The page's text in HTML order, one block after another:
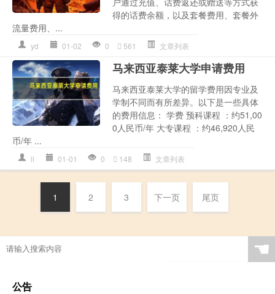
得的话费余额，以及套餐费用、套餐外
流量费用、...
yd 01-02 0 561 文章列表
马来西亚泰莱大学申请费用
马来西亚泰莱大学的留学费用因专业及
学制不同而有所差异。以下是一些具体
的费用信息： 学费 预科课程 ：约51,00
0人民币/年 大专课程 ：约46,920人民
币/年 ...
ll 01-01 0 148 文章列表
1 2 3 下一页 尾页
☚
公告